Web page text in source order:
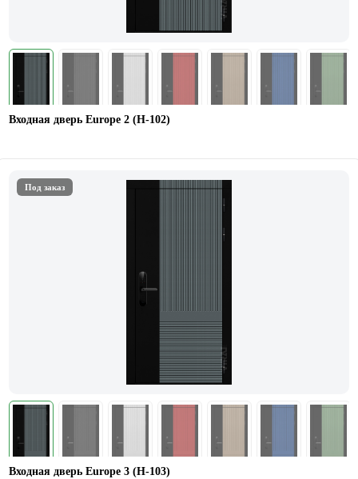
Входная дверь Europe 2 (Н-102)
Под заказ
Входная дверь Europe 3 (Н-103)